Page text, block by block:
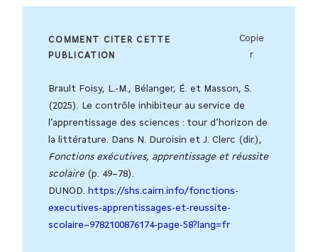
COMMENT CITER CETTE
PUBLICATION
Copie
r
Brault Foisy, L.-M., Bélanger, É. et Masson, S.
(2025). Le contrôle inhibiteur au service de
l’apprentissage des sciences : tour d’horizon de
la littérature. Dans N. Duroisin et J. Clerc (dir.),
Fonctions exécutives, apprentissage et réussite
scolaire (p. 49–78).
DUNOD. https://shs.cairn.info/fonctions-
executives-apprentissages-et-reussite-
scolaire–9782100876174-page-58?lang=fr